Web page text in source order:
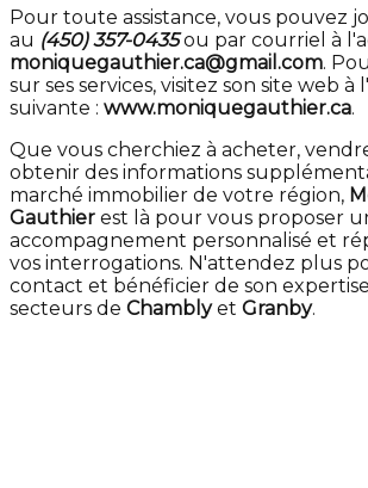
Pour toute assistance, vous pouvez
au (450) 357-0435ou par courriel à
moniquegauthier.ca@gmail.com.
sur ses services, visitez son site web à
suivante : www.moniquegauthier.ca.
Que vous cherchiez à acheter,
obtenir des informations
marché immobilier de votre région,
Gauthier est là pour vous proposer
accompagnement personnalisé et
vos interrogations. N'attendez plus
contact et bénéficier de son
secteurs de Chamblyet Granby.